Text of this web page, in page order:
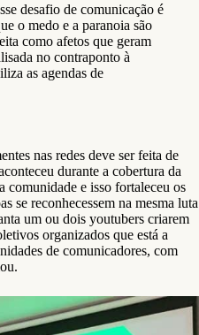
desafio de comunicação é
o medo e a paranoia são
como afetos que geram
no contraponto à
as agendas de
nas redes deve ser feita de
durante a cobertura da
e isso fortaleceu os
se reconhecessem na mesma luta
um ou dois youtubers criarem
organizados que está a
de comunicadores, com